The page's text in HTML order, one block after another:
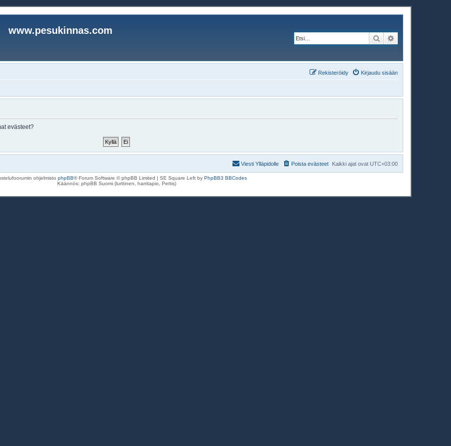
www.pesukinnas.com
Etsi
Kirjaudu sisään
Rekisteröidy
evästeet?
Kaikki ajat ovat UTC+03:00
Poista evästeet
Viesti Ylläpidolle
ohjelmisto phpBB® Forum Software © phpBB Limited | SE Square Left by PhpBB3 BBCodes
Käännös: phpBB Suomi (lurttinen, harritapio, Pettis)